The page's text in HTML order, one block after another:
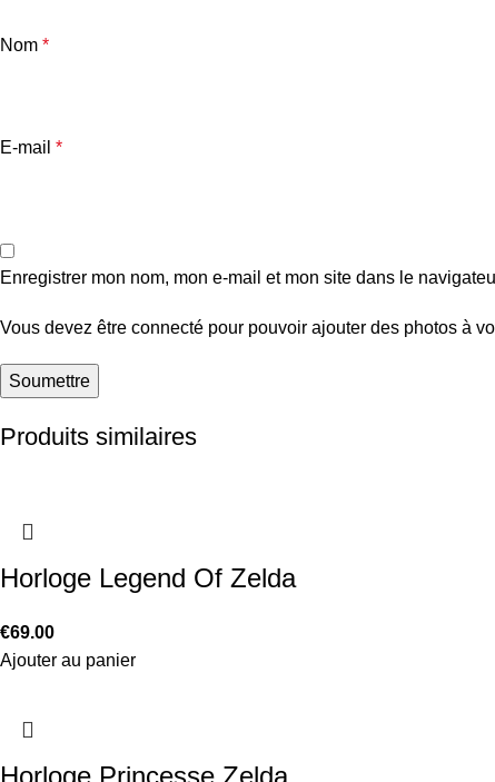
Nom *
E-mail *
Enregistrer mon nom, mon e-mail et mon site dans le
Vous devez être connecté pour pouvoir ajouter des photos à
Produits similaires
Horloge Legend Of Zelda
€69.00
Ajouter au panier
Horloge Princesse Zelda